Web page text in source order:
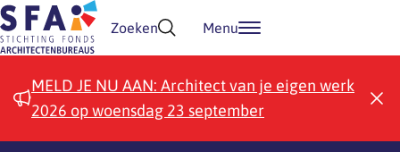
Doorgaan naar inhoud
Zoeken Menu
MELD JE NU AAN: Architect van je eigen werk
2026 op woensdag 23 september